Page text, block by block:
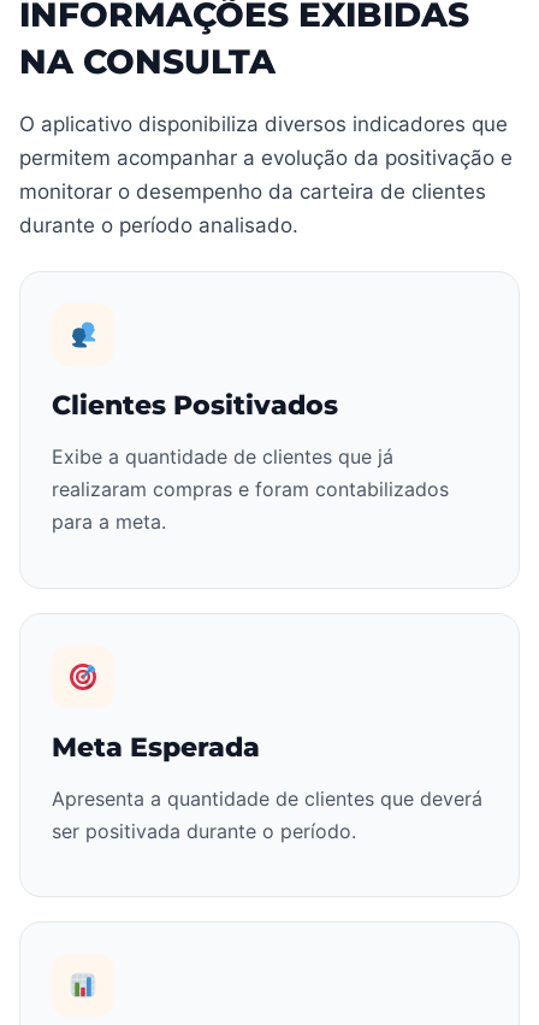
INFORMAÇÕES EXIBIDAS
NA CONSULTA
O aplicativo disponibiliza diversos indicadores que
permitem acompanhar a evolução da positivação e
monitorar o desempenho da carteira de clientes
durante o período analisado.
Clientes Positivados
Exibe a quantidade de clientes que já
realizaram compras e foram contabilizados
para a meta.
Meta Esperada
Apresenta a quantidade de clientes que deverá
ser positivada durante o período.